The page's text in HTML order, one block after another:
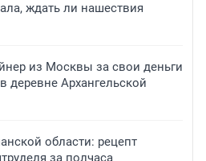
ждать ли нашествия
из Москвы за свои деньги
деревне Архангельской
области: рецепт
за полчаса